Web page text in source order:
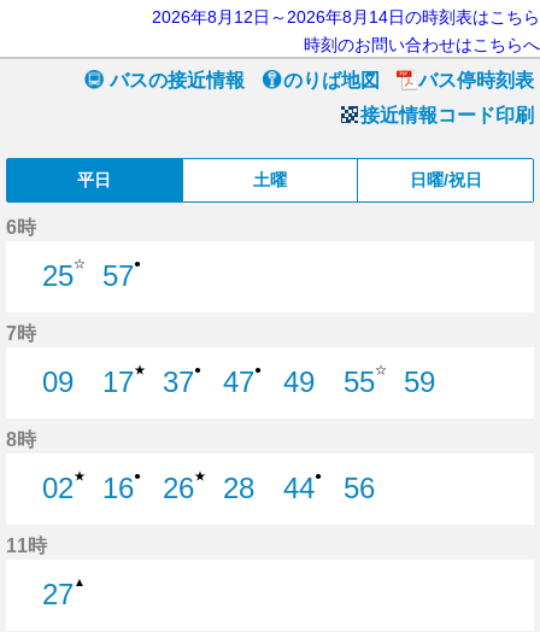
2026年8月12日～2026年8月14日の時刻表はこちら
時刻のお問い合わせはこちらへ
バスの接近情報 のりば地図
バス停時刻表
接近情報コード印刷
平日 土曜 日曜/祝日
6時
25☆
57●
7時
09
17★
37●
47●
49
55☆
59
8時
02★
16●
26★
28
44●
56
11時
27▲